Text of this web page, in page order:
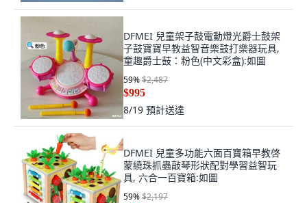
DFMEI 兒童架子鼓電動燈光爵士鼓架
子鼓寶寶早教益智音樂鼓打樂器玩具,
童趣爵士鼓：粉色(中文彩盒):如圖
59%$2,487
$995
8/19 預計送達
DFMEI 兒童多功能六面百寶箱早教啓
蒙繞珠抓蟲敲琴形狀配對學習益智玩
具, 六合一百寶箱:如圖
59%$2,197